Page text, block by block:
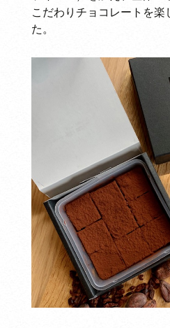
こだわりチョコレートを楽
た。